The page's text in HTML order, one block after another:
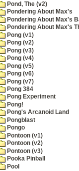
Pond, The (v2)
Pondering About Max's
Pondering About Max's
Pondering About Max's
Pong (v1)
Pong (v2)
Pong (v3)
Pong (v4)
Pong (v5)
Pong (v6)
Pong (v7)
Pong 384
Pong Experiment
Pong!
Pong's Arcanoid Land
Pongblast
Pongo
Pontoon (v1)
Pontoon (v2)
Pontoon (v3)
Pooka Pinball
Pool